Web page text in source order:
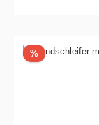
%Rabatt